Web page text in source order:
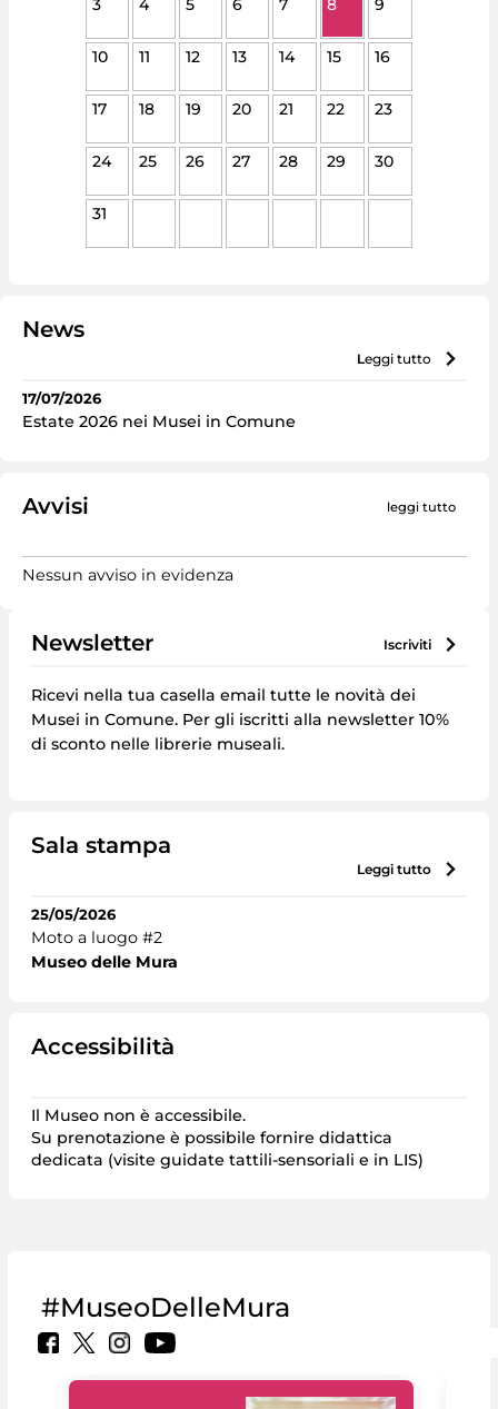
3 4 5 6 7 8 9
10 11 12 13 14 15 16
17 18 19 20 21 22 23
24 25 26 27 28 29 30
31
News
leggi tutto
17/07/2026
Estate 2026 nei Musei in Comune
Avvisi leggi tutto
Nessun avviso in evidenza
Newsletter iscriviti
Ricevi nella tua casella email tutte le novità dei
Musei in Comune. Per gli iscritti alla newsletter 10%
di sconto nelle librerie museali.
Sala stampa
leggi tutto
25/05/2026
Moto a luogo #2
Museo delle Mura
Accessibilità
Il Museo non è accessibile.
Su prenotazione è possibile fornire didattica
dedicata (visite guidate tattili-sensoriali e in LIS)
#MuseoDelleMura